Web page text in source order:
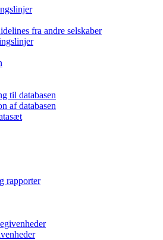
fra andre selskaber
til databasen
af databasen
rapporter